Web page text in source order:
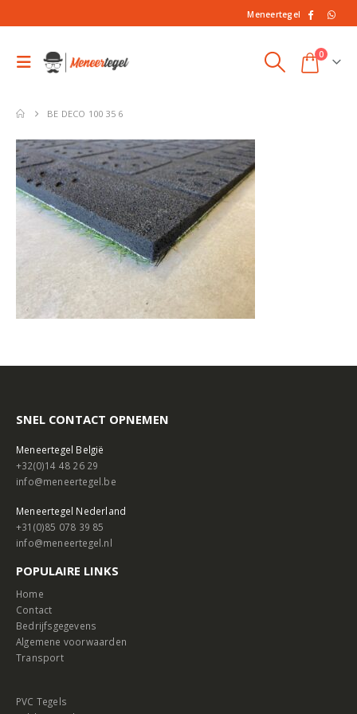
Meneertegel
0
BE DECO 100 35 6
SNEL CONTACT OPNEMEN
Meneertegel België
+32(0)14 48 26 29
info@meneertegel.be
Meneertegel Nederland
+31(0)85 078 39 85
info@meneertegel.nl
POPULAIRE LINKS
Home
Contact
Bedrijfsgegevens
Algemene voorwaarden
Transport
PVC Tegels